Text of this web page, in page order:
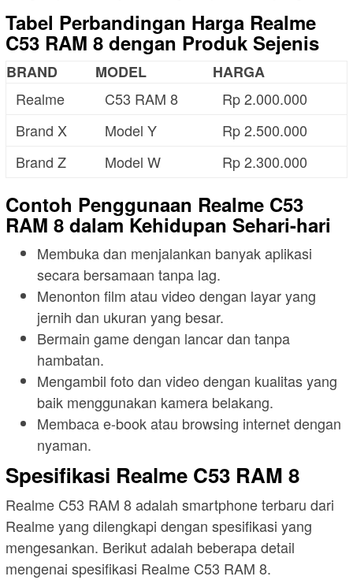
Tabel Perbandingan Harga Realme
C53 RAM 8 dengan Produk Sejenis
BRAND MODEL
HARGA
Realme
C53 RAM 8
Rp 2.000.000
Brand X
Model Y
Rp 2.500.000
Brand Z
Model W Rp 2.300.000
Contoh Penggunaan Realme C53
RAM 8 dalam Kehidupan Sehari-hari
Membuka dan menjalankan banyak aplikasi
secara bersamaan tanpa lag.
Menonton film atau video dengan layar yang
jernih dan ukuran yang besar.
Bermain game dengan lancar dan tanpa
hambatan.
Mengambil foto dan video dengan kualitas yang
baik menggunakan kamera belakang.
Membaca e-book atau browsing internet dengan
nyaman.
Spesifikasi Realme C53 RAM 8
Realme C53 RAM 8 adalah smartphone terbaru dari
Realme yang dilengkapi dengan spesifikasi yang
mengesankan. Berikut adalah beberapa detail
mengenai spesifikasi Realme C53 RAM 8.